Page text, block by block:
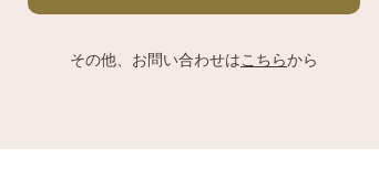
その他、お問い合わせはこちらから